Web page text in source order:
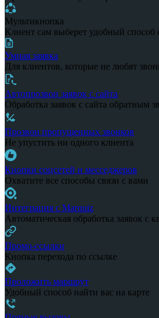
Мультикнопка
Клиент сам выберет удобный способ
Умная заявка
Для клиентов, которые не любят
Автопрозвон заявок с сайта
Обработка заявок с сайта обратным
Прозвон пропущенных звонков
Не упустить ни одного клиента
Кнопки соцсетей и месседжеров
Охватите все способы связи с вами
Интеграция с Marquiz
Автоматическая обработка заявок с
Промо-ссылки
Кнопка перехода по ссылке
Проложить маршрут
Удобный способ найти вас на карте